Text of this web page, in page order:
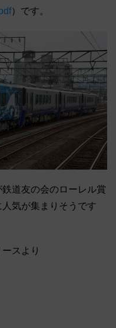
）です。
道友の会のローレル賞
気が集まりそうです
スより